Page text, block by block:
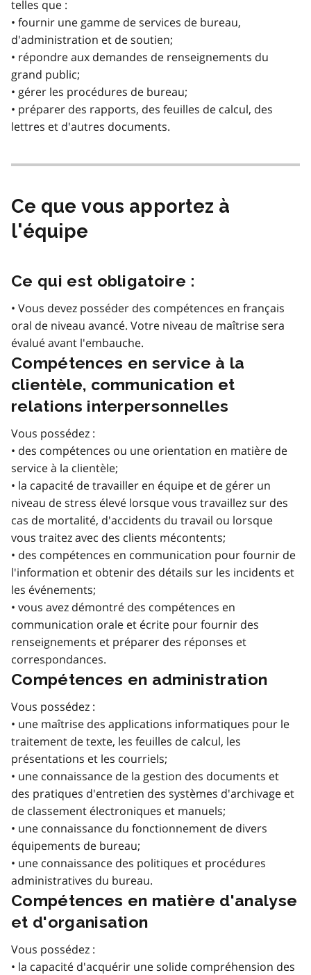
telles que :
• fournir une gamme de services de bureau,
d'administration et de soutien;
• répondre aux demandes de renseignements du
grand public;
• gérer les procédures de bureau;
• préparer des rapports, des feuilles de calcul, des
lettres et d'autres documents.
Ce que vous apportez à
l'équipe
Ce qui est obligatoire :
• Vous devez posséder des compétences en français
oral de niveau avancé. Votre niveau de maîtrise sera
évalué avant l'embauche.
Compétences en service à la
clientèle, communication et
relations interpersonnelles
Vous possédez :
• des compétences ou une orientation en matière de
service à la clientèle;
• la capacité de travailler en équipe et de gérer un
niveau de stress élevé lorsque vous travaillez sur des
cas de mortalité, d'accidents du travail ou lorsque
vous traitez avec des clients mécontents;
• des compétences en communication pour fournir de
l'information et obtenir des détails sur les incidents et
les événements;
• vous avez démontré des compétences en
communication orale et écrite pour fournir des
renseignements et préparer des réponses et
correspondances.
Compétences en administration
Vous possédez :
• une maîtrise des applications informatiques pour le
traitement de texte, les feuilles de calcul, les
présentations et les courriels;
• une connaissance de la gestion des documents et
des pratiques d'entretien des systèmes d'archivage et
de classement électroniques et manuels;
• une connaissance du fonctionnement de divers
équipements de bureau;
• une connaissance des politiques et procédures
administratives du bureau.
Compétences en matière d'analyse
et d'organisation
Vous possédez :
• la capacité d'acquérir une solide compréhension des